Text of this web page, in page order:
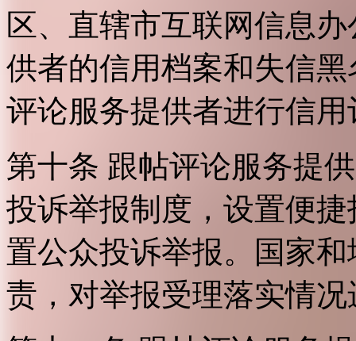
区、直辖市互联网信息
供者的信用档案和失信
评论服务提供者进行信用
第十条 跟帖评论服务提
投诉举报制度，设置便
置公众投诉举报。国家
责，对举报受理落实情